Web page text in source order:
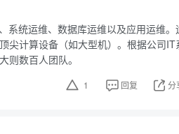
系统运维、数据库运维以及应用运维。
尖计算设备（如大型机）。根据公司IT
则数百人团队。
1 回复 分